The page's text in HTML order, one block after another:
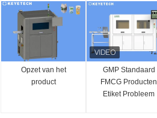
Opzet van het
product
GMP Standaard
FMCG Producten
Etiket Probleem